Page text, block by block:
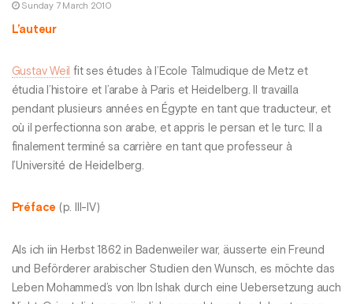
Sunday 7 March 2010
L’auteur
Gustav Weil fit ses études à l’Ecole Talmudique de Metz et
étudia l’histoire et l’arabe à Paris et Heidelberg. Il travailla
pendant plusieurs années en Égypte en tant que traducteur, et
où il perfectionna son arabe, et appris le persan et le turc. Il a
finalement terminé sa carrière en tant que professeur à
l’Université de Heidelberg.
Préface (p. III-IV)
Als ich iin Herbst 1862 in Badenweiler war, äusserte ein Freund
und Beförderer arabischer Studien den Wunsch, es möchte das
Leben Mohammed’s von Ibn Ishak durch eine Uebersetzung auch